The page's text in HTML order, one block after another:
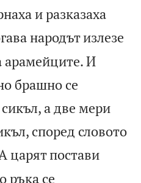
и разказаха
народът излезе
арамейците. И
брашно се
а две мери
според словото
царят постави
ръка се